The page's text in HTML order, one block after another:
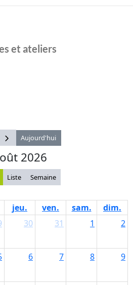
et ateliers